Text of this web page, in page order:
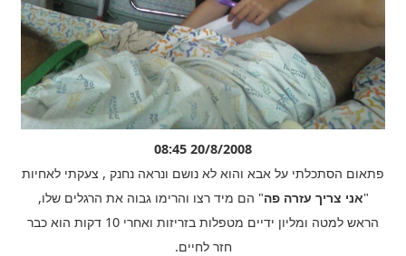
20/8/2008 08:45
פתאום הסתכלתי על אבא והוא לא נושם ונראה נחנק , צעקתי לאחיות
"אני צריך עזרה פה" הם מיד רצו והרימו גבוה את הרגלים שלו,
הראש למטה ומליון ידיים מטפלות בזריזות ואחרי 10 דקות הוא כבר
חזר לחיים.